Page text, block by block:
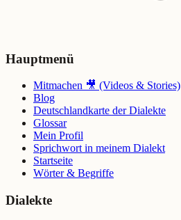
Hauptmenü
Mitmachen 🎥 (Videos & Stories)
Blog
Deutschlandkarte der Dialekte
Glossar
Mein Profil
Sprichwort in meinem Dialekt
Startseite
Wörter & Begriffe
Dialekte